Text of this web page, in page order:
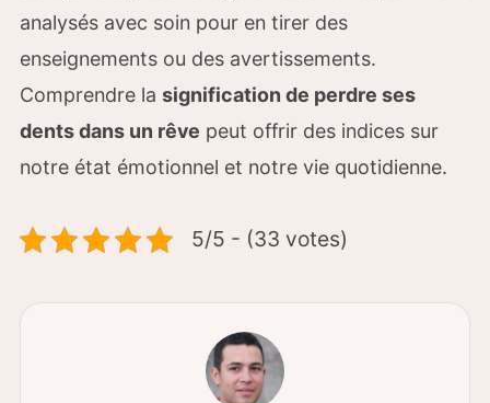
analysés avec soin pour en tirer des
enseignements ou des avertissements.
Comprendre la signification de perdre ses
dents dans un rêve peut offrir des indices sur
notre état émotionnel et notre vie quotidienne.
5/5 - (33 votes)